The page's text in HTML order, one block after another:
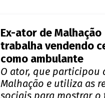
Ex-ator de Malhação
trabalha vendendo
como ambulante
O ator, que participou
Malhação e utiliza as
sociais para mostrar o